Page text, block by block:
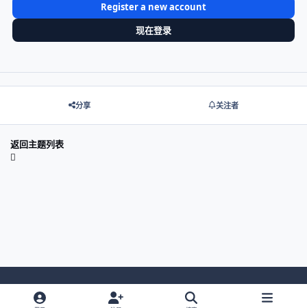
Register a new account
现在登录
分享 关注者
返回主题列表
Light ModeDark ModeSystem Preference